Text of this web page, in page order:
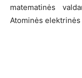
matematinės
Atominės elektrinės